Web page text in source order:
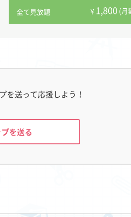
全て見放題 ¥ 1,800 (月
を送って応援しよう！
を送る